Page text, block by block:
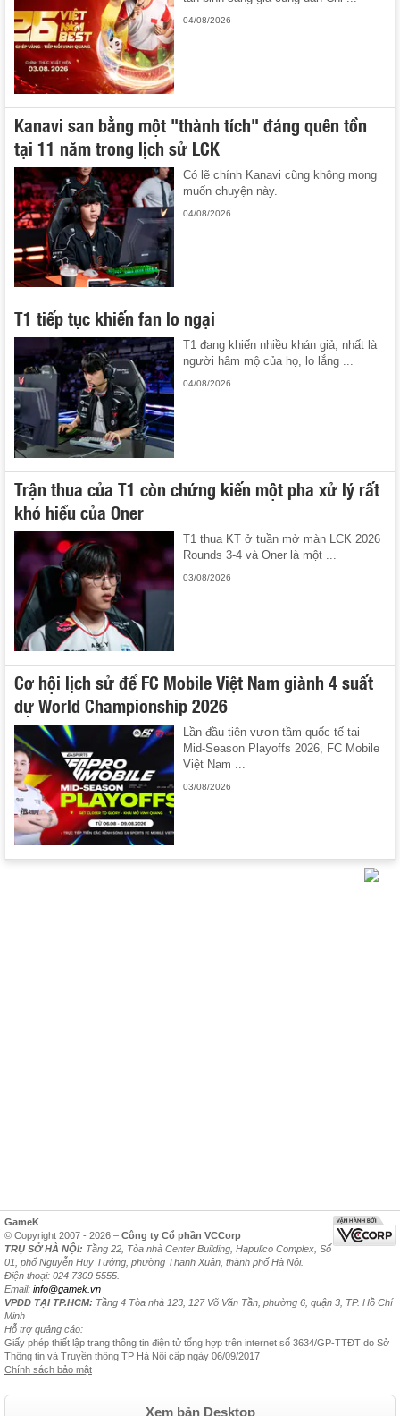
04/08/2026
Kanavi san bằng một "thành tích" đáng quên tồn
tại 11 năm trong lịch sử LCK
Có lẽ chính Kanavi cũng không mong
muốn chuyện này.
04/08/2026
T1 tiếp tục khiến fan lo ngại
T1 đang khiến nhiều khán giả, nhất là
người hâm mộ của họ, lo lắng ...
04/08/2026
Trận thua của T1 còn chứng kiến một pha xử lý rất
khó hiểu của Oner
T1 thua KT ở tuần mở màn LCK 2026
Rounds 3-4 và Oner là một ...
03/08/2026
Cơ hội lịch sử để FC Mobile Việt Nam giành 4 suất
dự World Championship 2026
Lần đầu tiên vươn tầm quốc tế tại
Mid-Season Playoffs 2026, FC Mobile
Việt Nam ...
03/08/2026
GameK
© Copyright 2007 - 2026 – Công ty Cổ phần VCCorp
TRỤ SỞ HÀ NỘI: Tầng 22, Tòa nhà Center Building, Hapulico Complex, Số
01, phố Nguyễn Huy Tưởng, phường Thanh Xuân, thành phố Hà Nội.
Điện thoại: 024 7309 5555.
Email: info@gamek.vn
VPĐD TẠI TP.HCM: Tầng 4 Tòa nhà 123, 127 Võ Văn Tần, phường 6, quận 3, TP. Hồ Chí
Minh
Hỗ trợ quảng cáo:
Giấy phép thiết lập trang thông tin điện tử tổng hợp trên internet số 3634/GP-TTĐT do Sở
Thông tin và Truyền thông TP Hà Nội cấp ngày 06/09/2017
Chính sách bảo mật
Xem bản Desktop